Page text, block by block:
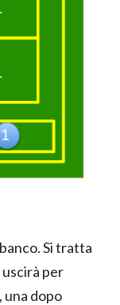
Si tratta
per
una dopo